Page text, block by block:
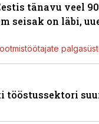
tänavu veel
seisak on läbi,
tööstussektori